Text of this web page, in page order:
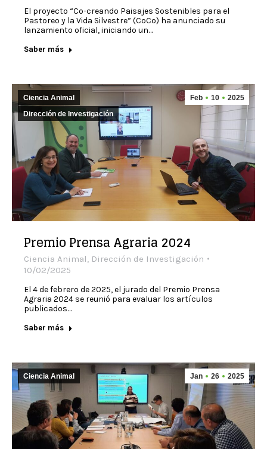
El proyecto “Co-creando Paisajes Sostenibles para el
Pastoreo y la Vida Silvestre” (CoCo) ha anunciado su
lanzamiento oficial, iniciando un…
Saber más
Feb 10 2025
Ciencia Animal
Dirección de Investigación
Premio Prensa Agraria 2024
Ciencia Animal, Dirección de Investigación
10/02/2025
El 4 de febrero de 2025, el jurado del Premio Prensa
Agraria 2024 se reunió para evaluar los artículos
publicados…
Saber más
Jan 26 2025
Ciencia Animal